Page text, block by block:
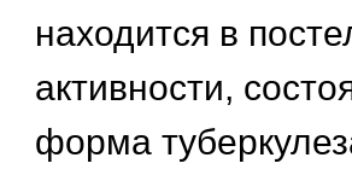
находится в
активности,
форма